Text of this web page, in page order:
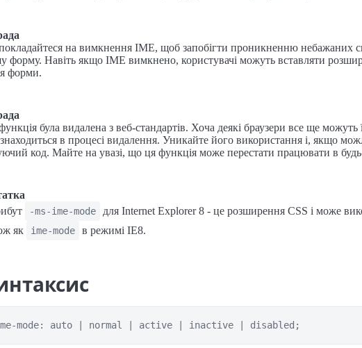
на вимкнення IME, щоб запобігти проникненню небажаних
форму. Навіть якщо IME вимкнено, користувачі можуть вставляти
форми.
була видалена з веб-стандартів. Хоча деякі браузери все ще можуть
в процесі видалення. Уникайте його використання і, якщо
код. Майте на увазі, що ця функція може перестати працювати в
-ms-ime-mode
для Internet Explorer 8 - це розширення CSS і може
як
ime-mode в режимі IE8.
mode: auto | normal | active | inactive | disabled;